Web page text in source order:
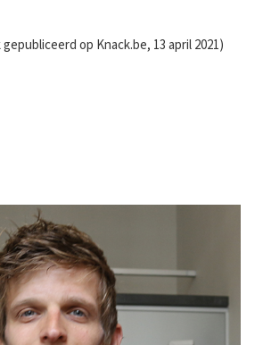
op Knack.be, 13 april 2021)